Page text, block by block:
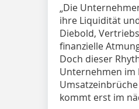
„Die
ihre Liquidität
Diebold,
finanzielle
Doch dieser
Unternehmen im
kommt erst im